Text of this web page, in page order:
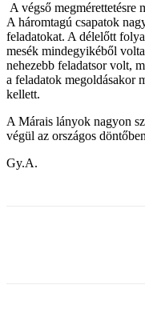
A végső megmérettetésre
A háromtagú csapatok
feladatokat. A délelőtt
mesék mindegyikéből
nehezebb feladatsor volt,
a feladatok megoldásakor
kellett.
A Márais lányok nagyon
végül az országos
Gy.A.